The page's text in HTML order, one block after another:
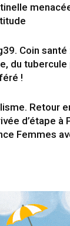
Coin
du tubercule
!
Retour
d’étape
Femmes